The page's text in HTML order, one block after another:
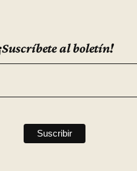
al boletín!